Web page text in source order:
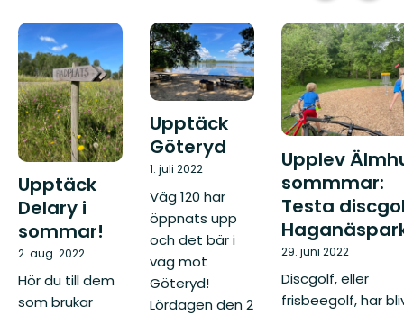
Upptäck
Delary i
sommar!
2. aug. 2022
Hör du till dem
som brukar
Upptäck
Göteryd
1. juli 2022
Väg 120 har
öppnats upp
och det bär i
väg mot
Göteryd!
Lördagen den 2
Upplev
sommmar:
Testa
29. juni 2022
Discgolf, eller
frisbeegolf, har